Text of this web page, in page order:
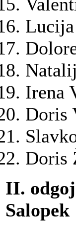
Irena
Doris
Doris
II.
Salopek